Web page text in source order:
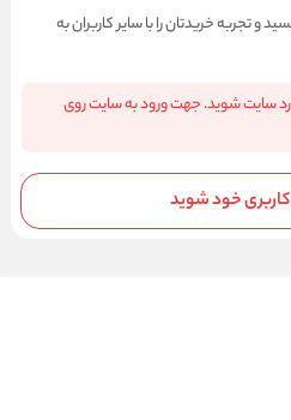
و تجربه خریدتان را با سایر کاربران به
سایت شوید. جهت ورود به سایت روی
خود شوید